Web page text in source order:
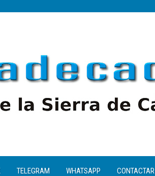
TELEGRAM WHATSAPP CONTACTAR